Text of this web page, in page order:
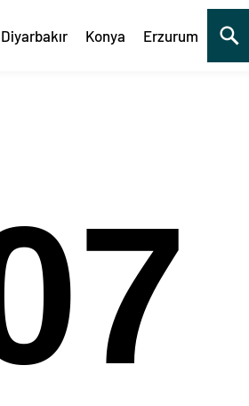
Diyarbakır Konya Erzurum